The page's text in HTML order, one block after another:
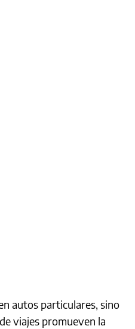
autos particulares, sino
viajes promueven la